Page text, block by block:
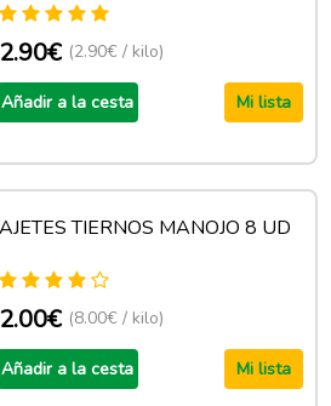
2.90€ (2.90€ / kilo)
Añadir a la cesta Mi lista
AJETES TIERNOS MANOJO 8 UD
2.00€ (8.00€ / kilo)
Añadir a la cesta Mi lista